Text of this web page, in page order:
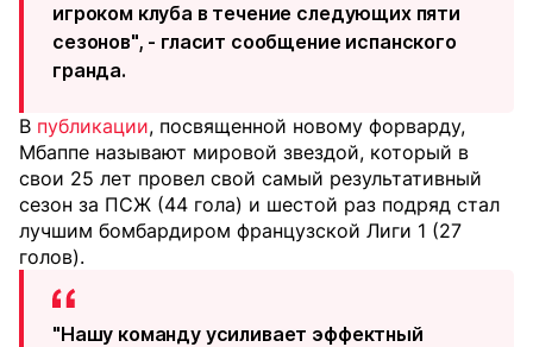
игроком клуба в течение следующих пяти
сезонов", - гласит сообщение испанского
гранда.
В публикации, посвященной новому форварду,
Мбаппе называют мировой звездой, который в
свои 25 лет провел свой самый результативный
сезон за ПСЖ (44 гола) и шестой раз подряд стал
лучшим бомбардиром французской Лиги 1 (27
голов).
"Нашу команду усиливает эффектный